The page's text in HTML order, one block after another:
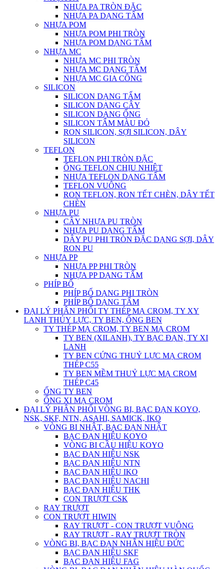
NHỰA PA TRÒN ĐẶC
NHỰA PA DẠNG TẤM
NHỰA POM
NHỰA POM PHI TRÒN
NHỰA POM DẠNG TẤM
NHỰA MC
NHỰA MC PHI TRÒN
NHỰA MC DẠNG TẤM
NHỰA MC GIA CÔNG
SILICON
SILICON DẠNG TẤM
SILICON DẠNG CÂY
SILICON DẠNG ỐNG
SILICON TẤM MÀU ĐỎ
RON SILICON, SỢI SILICON, DÂY
SILICON
TEFLON
TEFLON PHI TRÒN ĐẶC
ỐNG TEFLON CHỊU NHIỆT
NHỰA TEFLON DẠNG TẤM
TEFLON VUÔNG
RON TEFLON, RON TẾT CHÈN, DÂY TẾT
CHÈN
NHỰA PU
CÂY NHỰA PU TRÒN
NHỰA PU DẠNG TẤM
DÂY PU PHI TRÒN ĐẶC DẠNG SỢI, DÂY
RON PU
NHỰA PP
NHỰA PP PHI TRÒN
NHỰA PP DẠNG TẤM
PHÍP BỐ
PHÍP BỐ DẠNG PHI TRÒN
PHÍP BỐ DẠNG TẤM
ĐẠI LÝ PHÂN PHỐI TY THÉP MẠ CROM, TY XY
LANH THỦY LỰC, TY BEN, ỐNG BEN
TY THÉP MẠ CROM, TY BEN MẠ CROM
TY BEN (XILANH), TY BẠC ĐẠN, TY XI
LANH
TY BEN CỨNG THUỶ LỰC MẠ CROM
THÉP C55
TY BEN MỀM THUỶ LỰC MẠ CROM
THÉP C45
ỐNG TY BEN
ỐNG XI MẠ CROM
ĐẠI LÝ PHÂN PHỐI VÒNG BI, BẠC ĐẠN KOYO,
NSK, SKF, NTN, ASAHI, SAMICK, IKO
VÒNG BI NHẬT, BẠC ĐẠN NHẬT
BẠC ĐẠN HIỆU KOYO
VÒNG BI CẦU HIỆU KOYO
BẠC ĐẠN HIỆU NSK
BẠC ĐẠN HIỆU NTN
BẠC ĐẠN HIỆU IKO
BẠC ĐẠN HIỆU NACHI
BẠC ĐẠN HIỆU THK
CON TRƯỢT CSK
RAY TRƯỢT
CON TRƯỢT HIWIN
RAY TRƯỢT - CON TRƯỢT VUÔNG
RAY TRƯỢT - RAY TRƯỢT TRÒN
VÒNG BI, BẠC ĐẠN NHẴN HIỆU ĐỨC
BẠC ĐẠN HIỆU SKF
BẠC ĐẠN HIỆU FAG